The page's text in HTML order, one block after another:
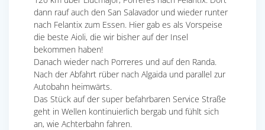
dann rauf auch den San Salavador und wieder runter
nach Felantix zum Essen. Hier gab es als Vorspeise
die beste Aioli, die wir bisher auf der Insel
bekommen haben!
Danach wieder nach Porreres und auf den Randa.
Nach der Abfahrt rüber nach Algaida und parallel zur
Autobahn heimwärts.
Das Stück auf der super befahrbaren Service Straße
geht in Wellen kontinuierlich bergab und fühlt sich
an, wie Achterbahn fahren.